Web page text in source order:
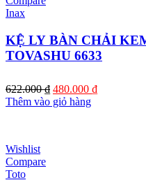
Inax
KỆ LY BÀN CHẢI
TOVASHU 6633
622.000₫ Giá
gốc
480.000 ₫Giá
Thêm vào giỏ hàng
Wishlist
Compare
Toto